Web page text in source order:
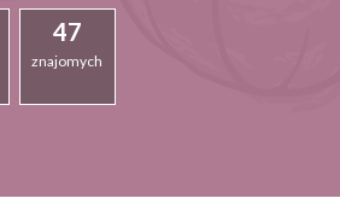
47
znajomych